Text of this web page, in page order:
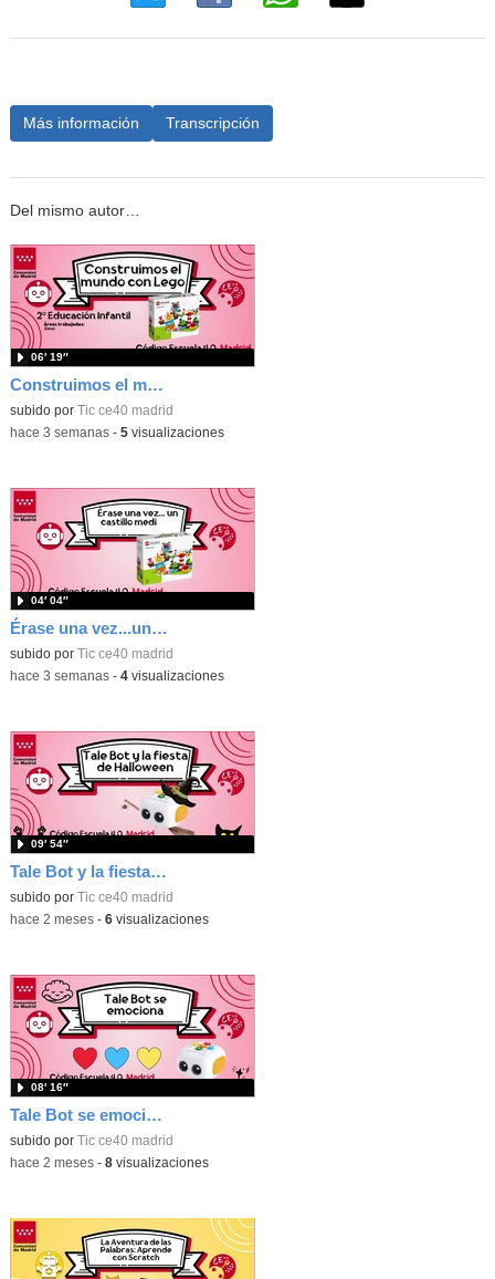
Más información Transcripción
Del mismo autor…
Construimos el mundo con Lego
subido por Tic ce40 madrid
06′ 19″
-hace 3 semanas- 5visualizaciones
Érase una vez...un castillo medieval
subido por Tic ce40 madrid
04′ 04″
-hace 3 semanas- 4visualizaciones
Tale Bot y la fiesta de Halloween
subido por Tic ce40 madrid
09′ 54″
-hace 2 meses- 6visualizaciones
Tale Bot se emociona
subido por Tic ce40 madrid
08′ 16″
-hace 2 meses- 8visualizaciones